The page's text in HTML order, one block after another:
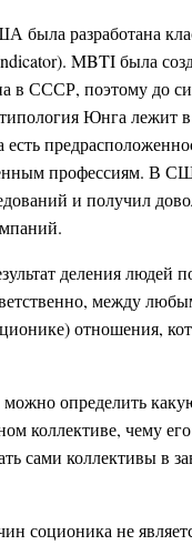
была разработана
MBTI была
в СССР, поэтому до
Юнга лежит в
профессиям. В
и получил
деления людей
между
отношения,
определить
коллективе, чему
сами коллективы в
соционика не